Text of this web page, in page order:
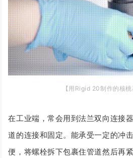
【用Rigid 20制作的核桃
在工业端，常会用到法兰双向连接
道的连接和固定。能承受一定的冲
便，将螺栓拆下包裹住管道然后再